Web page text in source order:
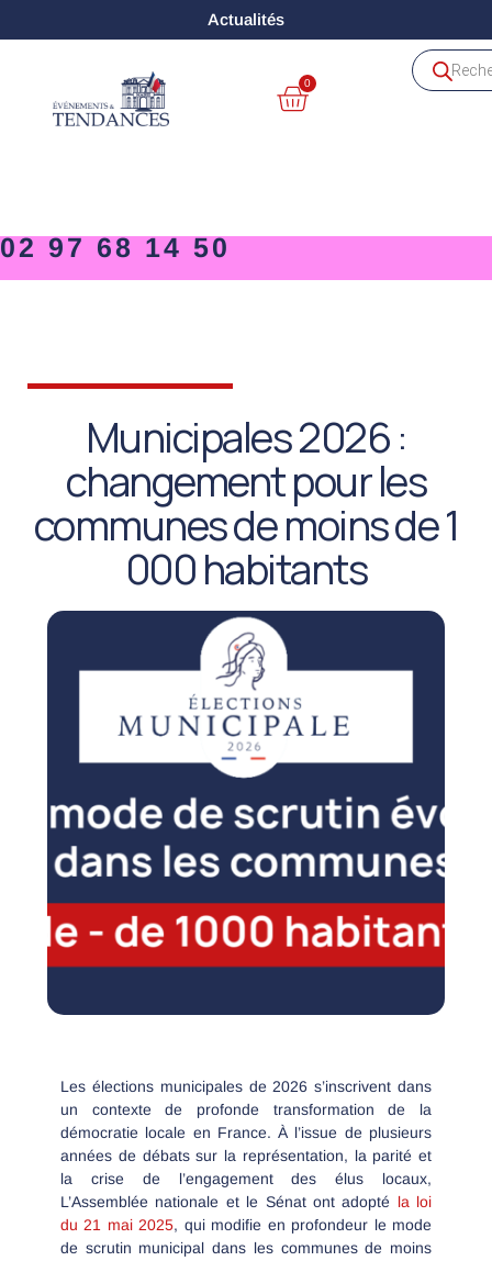
Actualités
0
02 97 68 14 50
Municipales 2026 :
changement pour les
communes de moins de 1
000 habitants
Les élections municipales de 2026 s’inscrivent dans
un contexte de profonde transformation de la
démocratie locale en France. À l’issue de plusieurs
années de débats sur la représentation, la parité et
la crise de l’engagement des élus locaux,
L’Assemblée nationale et le Sénat ont adopté la loi
du 21 mai 2025, qui modifie en profondeur le mode
de scrutin municipal dans les communes de moins